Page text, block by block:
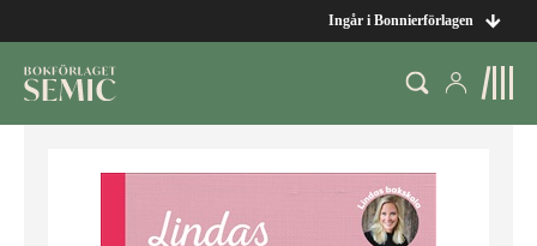
Ingår i Bonnierförlagen